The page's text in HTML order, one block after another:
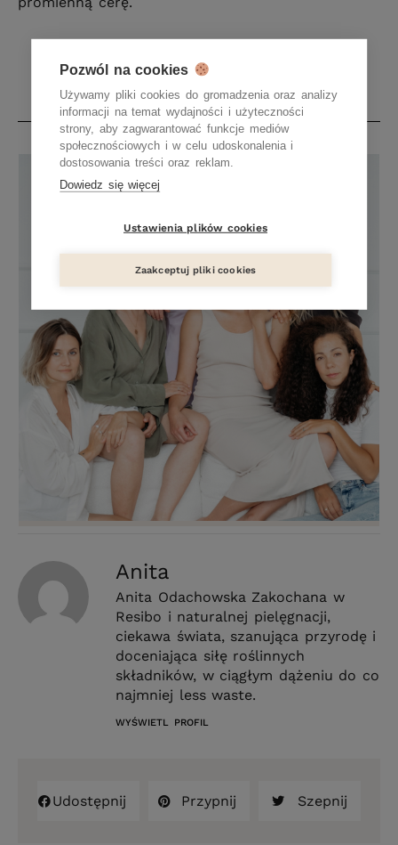
Anita
Anita Odachowska Zakochana w
Resibo i naturalnej pielęgnacji,
ciekawa świata, szanująca przyrodę i
doceniająca siłę roślinnych
składników, w ciągłym dążeniu do co
najmniej less waste.
WYŚWIETL PROFIL
Udostępnij Przypnij Szepnij
Pozwól na cookies
Używamy pliki cookies do gromadzenia oraz analizy
informacji na temat wydajności i użyteczności
strony, aby zagwarantować funkcje mediów
społecznościowych i w celu udoskonalenia i
dostosowania treści oraz reklam.
Dowiedz się więcej
Ustawienia plików cookies
Zaakceptuj pliki cookies